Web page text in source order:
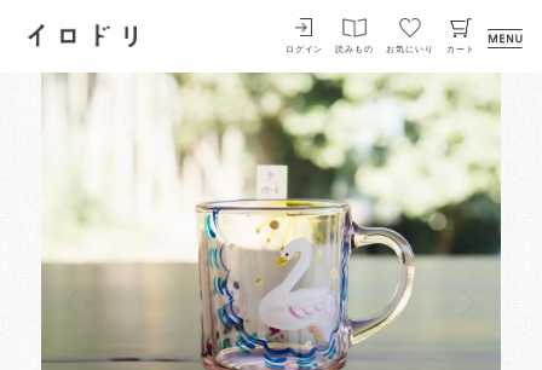
イロドリ
ログイン 読みもの お気にいり カート